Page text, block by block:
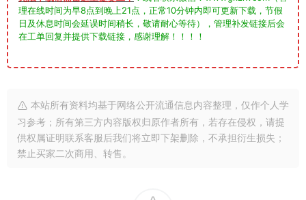
理在线时间为早8点到晚上21点，正常10分钟内即可更新下载，节假
日及休息时间会延误时间稍长，敬请耐心等待），管理补发链接后会
在工单回复并提供下载链接，感谢理解！！！！
本站所有资料均基于网络公开流通信息内容整理，仅作个人学
习参考；所有第三方内容版权归原作者所有，若存在侵权，请提
供权属证明联系客服后我们将立即下架删除，不承担衍生损失；
禁止买家二次商用、转售。